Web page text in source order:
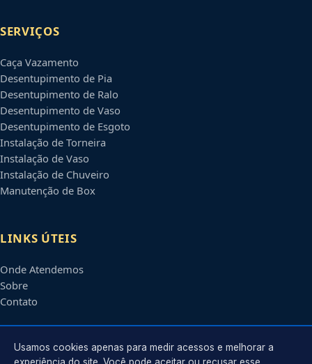
SERVIÇOS
Caça Vazamento
Desentupimento de Pia
Desentupimento de Ralo
Desentupimento de Vaso
Desentupimento de Esgoto
Instalação de Torneira
Instalação de Vaso
Instalação de Chuveiro
Manutenção de Box
LINKS ÚTEIS
Onde Atendemos
Sobre
Contato
CONTATO
Usamos cookies apenas para medir acessos e melhorar a